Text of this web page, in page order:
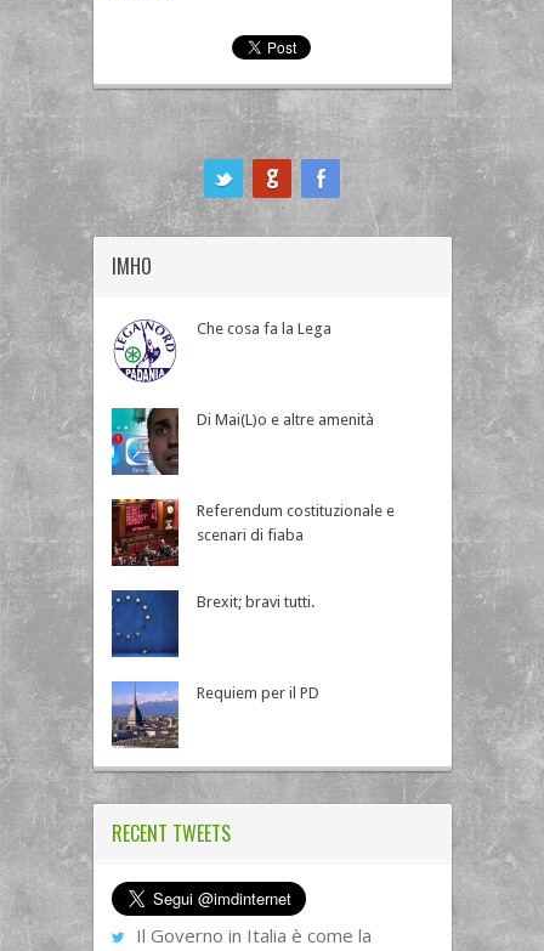
IMHO
Che cosa fa la Lega
Di Mai(L)o e altre amenità
Referendum costituzionale e
scenari di fiaba
Brexit; bravi tutti.
Requiem per il PD
RECENT TWEETS
Il Governo in Italia è come la